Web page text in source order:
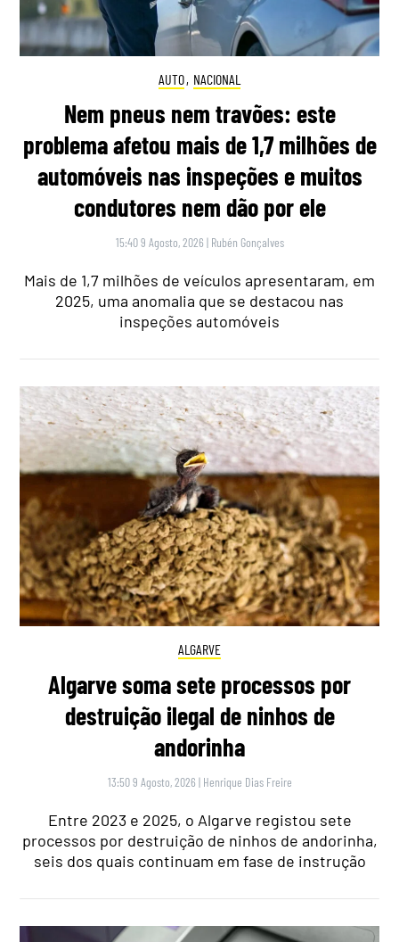
AUTO, NACIONAL
Nem pneus nem travões: este
problema afetou mais de 1,7 milhões de
automóveis nas inspeções e muitos
condutores nem dão por ele
15:40 9 Agosto, 2026 | Rubén Gonçalves
Mais de 1,7 milhões de veículos apresentaram, em
2025, uma anomalia que se destacou nas
inspeções automóveis
ALGARVE
Algarve soma sete processos por
destruição ilegal de ninhos de
andorinha
13:50 9 Agosto, 2026 | Henrique Dias Freire
Entre 2023 e 2025, o Algarve registou sete
processos por destruição de ninhos de andorinha,
seis dos quais continuam em fase de instrução